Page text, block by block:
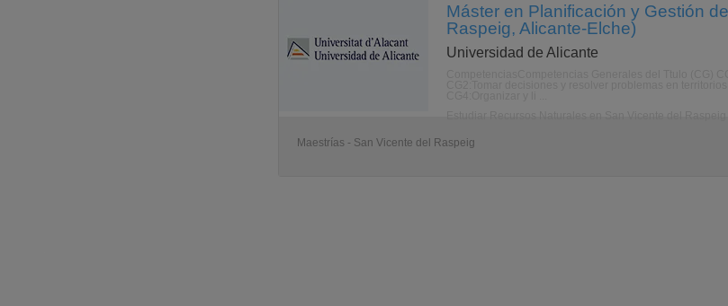
Máster en Planificación y Gestión
Raspeig, Alicante-Elche)
Universidad de Alicante
Maestrías - San Vicente del Raspeig